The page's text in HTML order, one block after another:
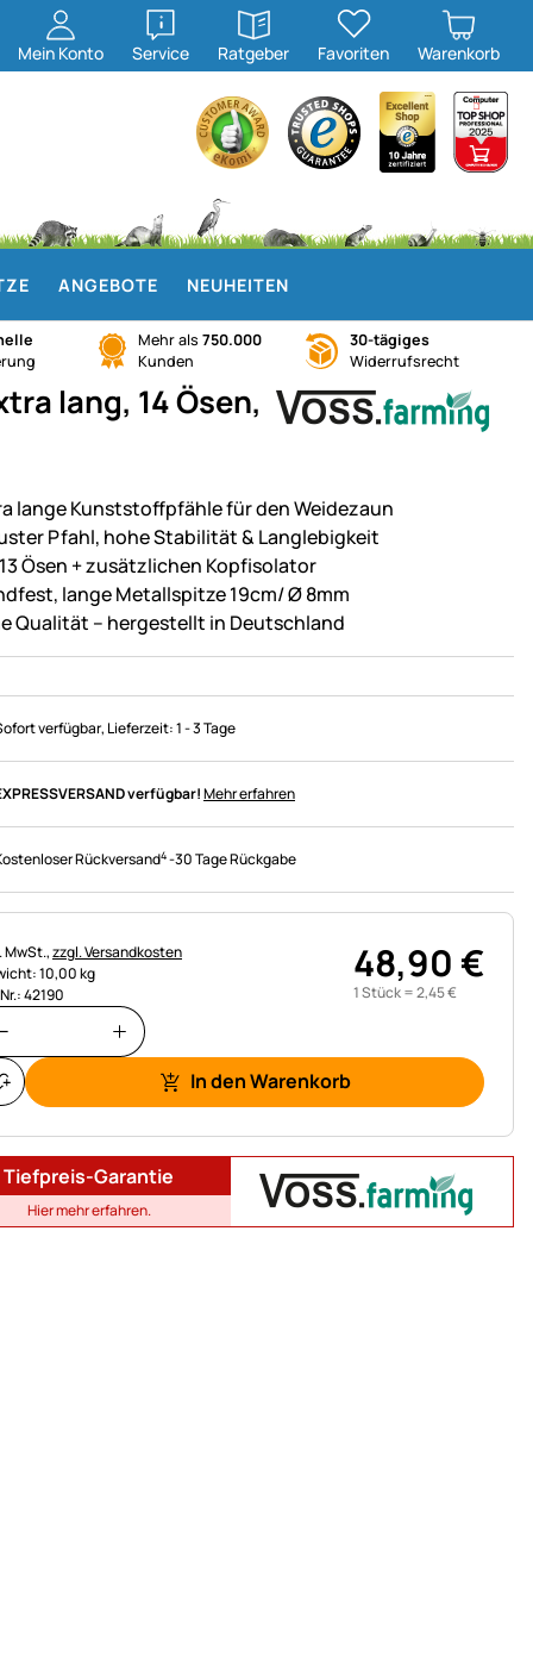
Mein Konto Service
öffnen
Ratgeber
öffnen
Favoriten Warenkorb
ANGEBOTE NEUHEITEN
Mehr als 750.000
Kunden
30-tägiges
Widerrufsrecht
lang, 14 Ösen,
lange Kunststoffpfähle für den Weidezaun
Pfahl, hohe Stabilität & Langlebigkeit
Ösen + zusätzlichen Kopfisolator
lange Metallspitze 19cm/ Ø 8mm
Qualität – hergestellt in Deutschland
verfügbar, Lieferzeit:1 - 3 Tage
verfügbar!Mehr erfahren
Rückversand4-30 Tage Rückgabe
MwSt.,zzgl. Versandkosten
10,00 kg
42190
48,90€
1 Stück =2,45€
In den Warenkorb
Tiefpreis-Garantie
Hier mehr erfahren.